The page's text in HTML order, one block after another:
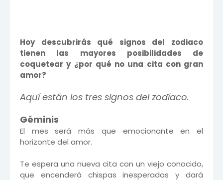
Hoy descubrirás qué signos del zodiaco
tienen las mayores posibilidades de
coquetear y ¿por qué no una cita con gran
amor?
Aquí están los tres signos del zodíaco.
Géminis
El mes será más que emocionante en el
horizonte del amor.
Te espera una nueva cita con un viejo conocido,
que encenderá chispas inesperadas y dará